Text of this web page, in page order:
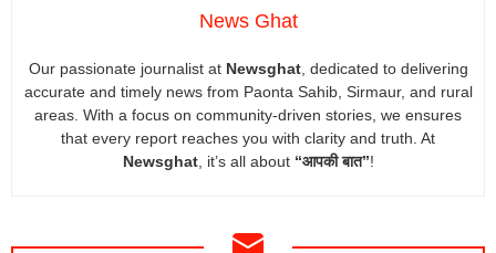
News Ghat
Our passionate journalist at Newsghat, dedicated to delivering
accurate and timely news from Paonta Sahib, Sirmaur, and rural
areas. With a focus on community-driven stories, we ensures
that every report reaches you with clarity and truth. At
Newsghat, it’s all about “आपकी बात”!